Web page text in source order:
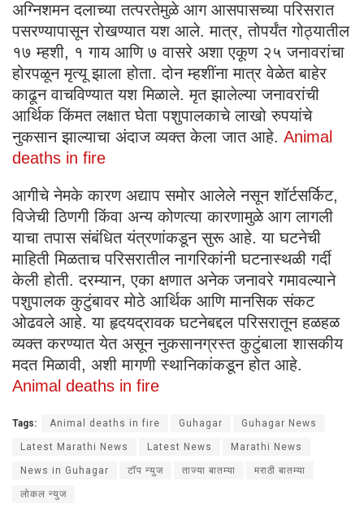
अग्निशमन दलाच्या तत्परतेमुळे आग आसपासच्या परिसरात
पसरण्यापासून रोखण्यात यश आले. मात्र, तोपर्यंत गोठ्यातील
१७ म्हशी, १ गाय आणि ७ वासरे अशा एकूण २५ जनावरांचा
होरपळून मृत्यू झाला होता. दोन म्हशींना मात्र वेळेत बाहेर
काढून वाचविण्यात यश मिळाले. मृत झालेल्या जनावरांची
आर्थिक किंमत लक्षात घेता पशुपालकाचे लाखो रुपयांचे
नुकसान झाल्याचा अंदाज व्यक्त केला जात आहे. Animal
deaths in fire
आगीचे नेमके कारण अद्याप समोर आलेले नसून शॉर्टसर्किट,
विजेची ठिणगी किंवा अन्य कोणत्या कारणामुळे आग लागली
याचा तपास संबंधित यंत्रणांकडून सुरू आहे. या घटनेची
माहिती मिळताच परिसरातील नागरिकांनी घटनास्थळी गर्दी
केली होती. दरम्यान, एका क्षणात अनेक जनावरे गमावल्याने
पशुपालक कुटुंबावर मोठे आर्थिक आणि मानसिक संकट
ओढवले आहे. या हृदयद्रावक घटनेबद्दल परिसरातून हळहळ
व्यक्त करण्यात येत असून नुकसानग्रस्त कुटुंबाला शासकीय
मदत मिळावी, अशी मागणी स्थानिकांकडून होत आहे.
Animal deaths in fire
Tags: Animal deaths in fire Guhagar Guhagar News
Latest Marathi News Latest News Marathi News
News in Guhagar टॉप न्युज ताज्या बातम्या मराठी बातम्या
लोकल न्युज